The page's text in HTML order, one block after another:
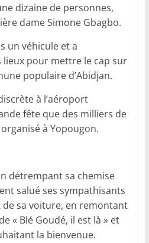
dizaine de personnes,
dame Simone Gbagbo.
un véhicule et a
pour mettre le cap sur
populaire d’Abidjan.
à l’aéroport
fête que des milliers de
à Yopougon.
détrempant sa chemise
salué ses sympathisants
sa voiture, en remontant
« Blé Goudé, il est là » et
la bienvenue.